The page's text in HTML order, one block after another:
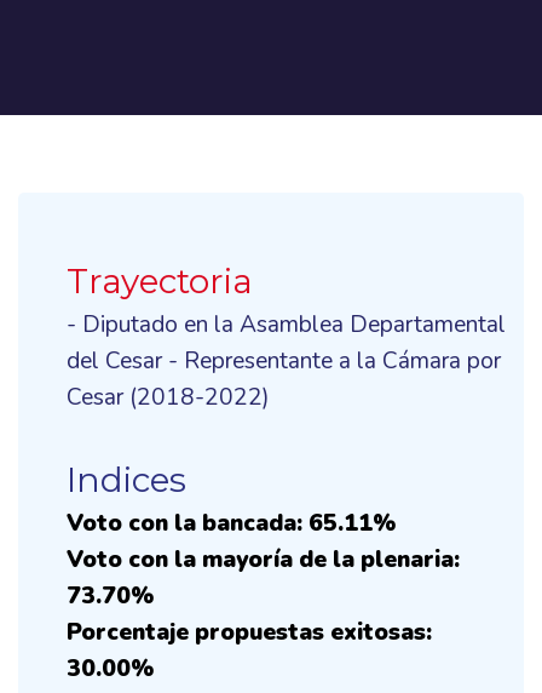
Trayectoria
- Diputado en la Asamblea Departamental
del Cesar - Representante a la Cámara por
Cesar (2018-2022)
Indices
Voto con la bancada: 65.11%
Voto con la mayoría de la plenaria:
73.70%
Porcentaje propuestas exitosas:
30.00%